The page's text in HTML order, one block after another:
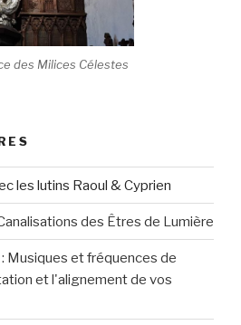
des Milices Célestes
les lutins Raoul & Cyprien
des Êtres de Lumière
: Musiques et fréquences de
et l'alignement de vos